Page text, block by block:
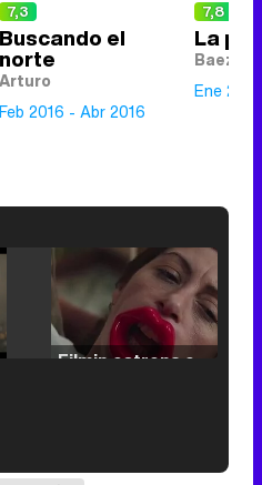
7,3
Buscando el
norte
Arturo
Feb 2016 - Abr 2016
7,8
La
Baeza
Ene
/